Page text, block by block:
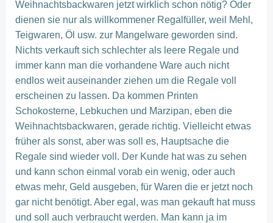
Weihnachtsbackwaren jetzt wirklich schon nötig? Oder
dienen sie nur als willkommener Regalfüller, weil Mehl,
Teigwaren, Öl usw. zur Mangelware geworden sind.
Nichts verkauft sich schlechter als leere Regale und
immer kann man die vorhandene Ware auch nicht
endlos weit auseinander ziehen um die Regale voll
erscheinen zu lassen. Da kommen Printen
Schokosterne, Lebkuchen und Marzipan, eben die
Weihnachtsbackwaren, gerade richtig. Vielleicht etwas
früher als sonst, aber was soll es, Hauptsache die
Regale sind wieder voll. Der Kunde hat was zu sehen
und kann schon einmal vorab ein wenig, oder auch
etwas mehr, Geld ausgeben, für Waren die er jetzt noch
gar nicht benötigt. Aber egal, was man gekauft hat muss
und soll auch verbraucht werden. Man kann ja im